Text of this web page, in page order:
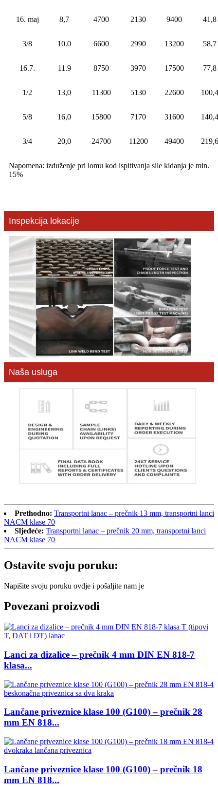
16. maj 8,7 4700 2130 9400 41,8
3/8 10.0 6600 2990 13200 58,7
16.7. 11.9 8750 3970 17500 77,8
1/2 13,0 11300 5130 22600 100,4
5/8 16,0 15800 7170 31600 140,4
3/4 20,0 24700 11200 49400 219,6
Napomena: izduženje pri lomu kod ispitivanja sile kidanja je min.
15%
Inspekcija lokacije
Naša usluga
Prethodno: Transportni lanac – prečnik 13 mm, transportni lanci
NACM klase 70
Sljedeće: Transportni lanac – prečnik 20 mm, transportni lanci
NACM klase 70
Ostavite svoju poruku:
Napišite svoju poruku ovdje i pošaljite nam je
Povezani proizvodi
Lanci za dizalice – prečnik 4 mm DIN EN 818-7
klasa...
Lančane priveznice klase 100 (G100) – prečnik 28
mm EN 818...
Lančane priveznice klase 100 (G100) – prečnik 18
mm EN 818...